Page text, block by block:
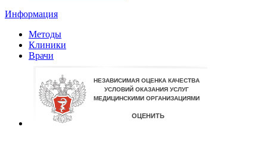
Информация
Методы
Клиники
Врачи